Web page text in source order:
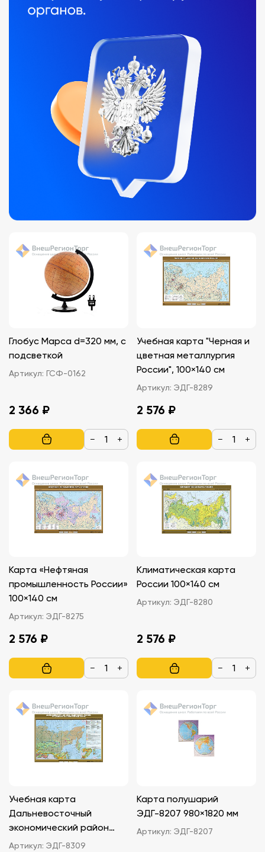
Глобус Марса d=320 мм, с
подсветкой
Артикул: ГСФ-0162
2 366 ₽
− +
Учебная карта "Черная и
цветная металлургия
России", 100×140 см
Артикул: ЭДГ-8289
2 576 ₽
− +
Карта «Нефтяная
промышленность России»
100×140 см
Артикул: ЭДГ-8275
2 576 ₽
− +
Климатическая карта
России 100×140 см
Артикул: ЭДГ-8280
2 576 ₽
− +
Учебная карта
Дальневосточный
экономический район
100×140
Артикул: ЭДГ-8309
Карта полушарий
ЭДГ-8207 980×1820 мм
Артикул: ЭДГ-8207